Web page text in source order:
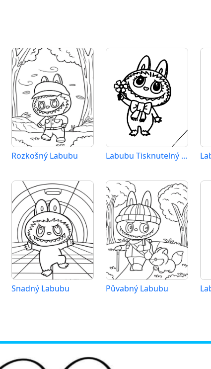
Rozkošný Labubu Labubu Tisknutelný Zdarma
Snadný Labubu Půvabný Labubu